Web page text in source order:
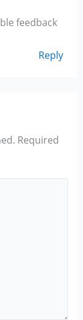
feedback
Reply
Required